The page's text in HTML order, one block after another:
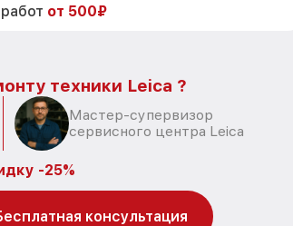
от 500₽
техники Leica ?
Мастер-супервизор
сервисного центра Leica
-25%
консультация